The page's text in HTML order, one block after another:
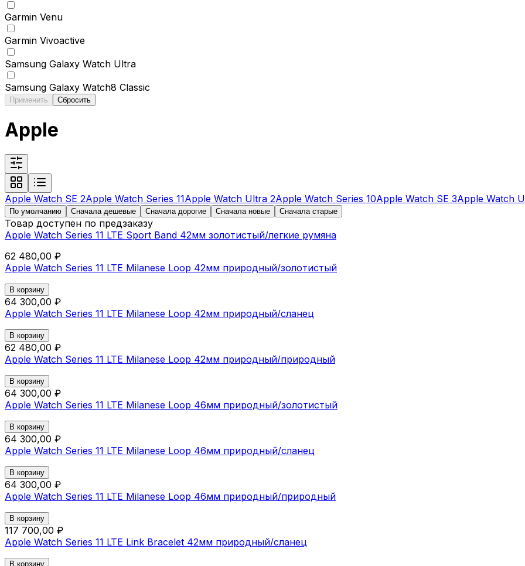
Garmin Venu
Garmin Vivoactive
Samsung Galaxy Watch Ultra
Samsung Galaxy Watch8 Classic
Применить Сбросить
Apple
Apple Watch SE 2Apple Watch Series 11Apple Watch Ultra 2Apple Watch Series 10Apple Watch SE 3Apple Watch
По умолчанию Сначала дешевые Сначала дорогие Сначала новые Сначала старые
Товар доступен по предзаказу
Apple Watch Series 11 LTE Sport Band 42мм золотистый/легкие румяна
62 480,00 ₽
Apple Watch Series 11 LTE Milanese Loop 42мм природный/золотистый
В корзину
64 300,00 ₽
Apple Watch Series 11 LTE Milanese Loop 42мм природный/сланец
В корзину
62 480,00 ₽
Apple Watch Series 11 LTE Milanese Loop 42мм природный/природный
В корзину
64 300,00 ₽
Apple Watch Series 11 LTE Milanese Loop 46мм природный/золотистый
В корзину
64 300,00 ₽
Apple Watch Series 11 LTE Milanese Loop 46мм природный/сланец
В корзину
64 300,00 ₽
Apple Watch Series 11 LTE Milanese Loop 46мм природный/природный
В корзину
117 700,00 ₽
Apple Watch Series 11 LTE Link Bracelet 42мм природный/сланец
В корзину